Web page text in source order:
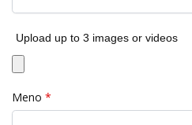
Upload up to 3 images or videos
Meno *